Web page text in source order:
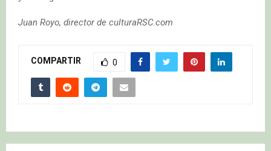
Juan Royo, director de culturaRSC.com
COMPARTIR 0